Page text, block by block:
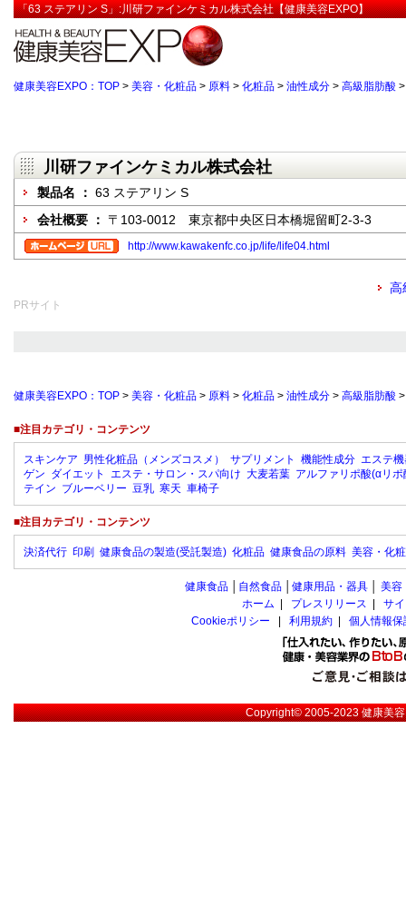
「63 ステアリン S」:川研ファインケミカル株式会社【健康美容EXPO】
健康美容EXPO：TOP > 美容・化粧品 > 原料 > 化粧品 > 油性成分 > 高級脂肪酸
川研ファインケミカル株式会社
製品名 ： 63 ステアリン S
会社概要 ： 〒103-0012 東京都中央区日本橋堀留町2-3-3
http://www.kawakenfc.co.jp/life/life04.html
高
PRサイト
健康美容EXPO：TOP > 美容・化粧品 > 原料 > 化粧品 > 油性成分 > 高級脂肪酸
■注目カテゴリ・コンテンツ
スキンケア 男性化粧品（メンズコスメ） サプリメント 機能性成分 エステ
ゲン ダイエット エステ・サロン・スパ向け 大麦若葉 アルファリポ酸(αリポ
テイン ブルーベリー 豆乳 寒天 車椅子
■注目カテゴリ・コンテンツ
決済代行 印刷 健康食品の製造(受託製造) 化粧品 健康食品の原料 美容・化
健康食品 自然食品 健康用品・器具 美容
ホーム
プレスリリース
サ
Cookieポリシー
利用規約 個人情報
Copyright© 2005-2023健康美